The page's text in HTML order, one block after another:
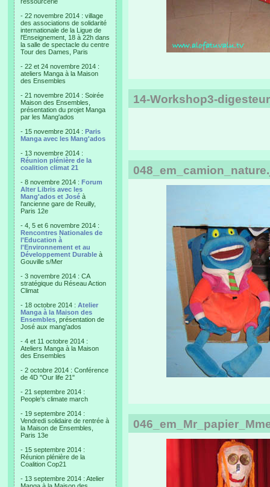
- 22 novembre 2014 : village
des associations de solidarité
internationale de la Ligue de
l'Enseignement, 18 à 22h dans
la salle de spectacle du centre
Tour des Dames, Paris
- 22 et 24 novembre 2014 :
ateliers Manga à la Maison
des Ensembles
- 21 novembre 2014 : Soirée
Maison des Ensembles,
présentation du projet Manga
par les Mang'ados
- 15 novembre 2014 : Paris
Manga avec les Mang'ados
- 13 novembre 2014 :
Réunion plénière de la
coalition climat 21
- 8 novembre 2014 : Forum
Alter Libris avec les
Mang'ados et José à
l'ancienne gare de Reuilly,
Paris 12e
- 4, 5 et 6 novembre 2014 :
Rencontres Nationales de
l'Education à
l'Environnement et au
Développement Durable à
Gouville s/Mer
- 3 novembre 2014 : CA
stratégique du Réseau Action
Climat
- 18 octobre 2014 : Atelier
Manga à la Maison des
Ensembles , présentation de
José aux mang'ados
- 4 et 11 octobre 2014 :
Ateliers Manga à la Maison
des Ensembles
- 2 octobre 2014 : Conférence
de 4D "Our life 21"
- 21 septembre 2014 :
People's climate march
- 19 septembre 2014 :
Vendredi solidaire de rentrée à
la Maison de Ensembles,
Paris 13e
- 15 septembre 2014 :
Réunion plénière de la
Coalition Cop21
- 13 septembre 2014 : Atelier
14-Workshop3-